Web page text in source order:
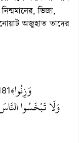
ভিজা,
অজুহাত তাদের
وَزِنُوا
وَلَا تَبْخَسُوا